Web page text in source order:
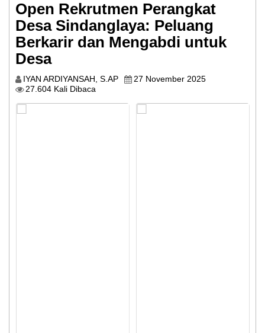
Desa
Produk
Hukum
Informasi
Publik
Peta
Open Rekrutmen Perangkat
Desa Sindanglaya: Peluang
Berkarir dan Mengabdi untuk
Desa
IYAN ARDIYANSAH, S.AP
27 November 2025
27.604 Kali Dibaca